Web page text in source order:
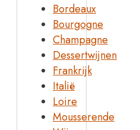
Bordeaux
Bourgogne
Champagne
Dessertwijnen
Frankrijk
Italië
Loire
Mousserende